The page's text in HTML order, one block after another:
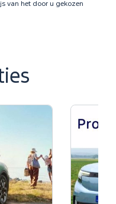
van het door u gekozen